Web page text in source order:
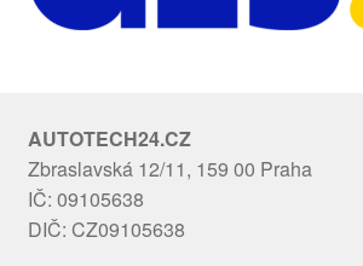
AUTOTECH24.CZ
Zbraslavská 12/11, 159 00 Praha
IČ: 09105638
DIČ: CZ09105638